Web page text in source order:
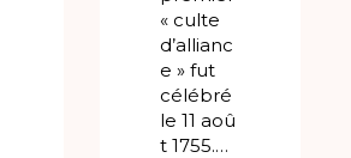
« culte
d’allianc
e » fut
célébré
le 11 aoû
t 1755.…